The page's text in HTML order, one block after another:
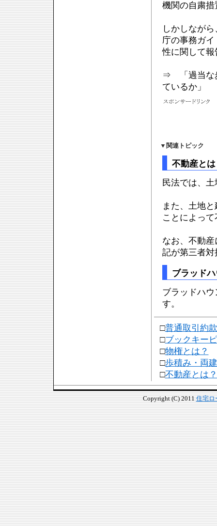
機関の自粛
しかしなが
庁の事務ガ
性に関して
⇒ 「過当な
ているか」
▼ 関連トピック
不動産と
民法では、
また、土地
ことによっ
なお、不動
記が第三者
ブラッド
ブラッドハ
す。
□普通取引約
□ブックキー
□物権とは？
□歩積み・両
□不動産とは？
Copyright (C) 2011 住宅ロ